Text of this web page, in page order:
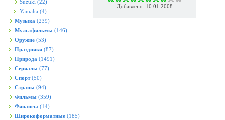
Suzuki (22)
Yamaha (4)
Музыка (239)
Мультфильмы (146)
Оружие (53)
Праздники (87)
Природа (1491)
Сериалы (77)
Спорт (50)
Страны (94)
Фильмы (359)
Финансы (14)
Широкоформатные (185)
Добавлено: 10.01.2008